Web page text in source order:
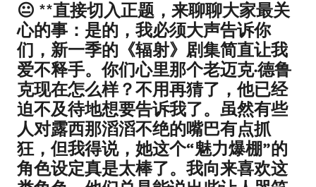
😐 **直接切入正题，来聊聊大家最关
心的事：是的，我必须大声告诉你
们，新一季的《辐射》剧集简直让我
爱不释手。你们心里那个老迈克·德鲁
克现在怎么样？不用再猜了，他已经
迫不及待地想要告诉我了。虽然有些
人对露西那滔滔不绝的嘴巴有点抓
狂，但我得说，她这个“魅力爆棚”的
角色设定真是太棒了。我向来喜欢这